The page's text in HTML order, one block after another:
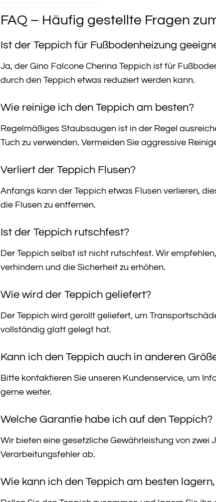
FAQ – Häufig gestellte Fragen
Ist der Teppich für Fußbodenheizung
Ja, der Gino Falcone Cherina Teppich ist für
durch den Teppich etwas reduziert werden kann.
Wie reinige ich den Teppich am besten?
Regelmäßiges Staubsaugen ist in der Regel
Tuch zu verwenden. Vermeiden Sie aggressive
Verliert der Teppich Flusen?
Anfangs kann der Teppich etwas Flusen verlieren,
die Flusen zu entfernen.
Ist der Teppich rutschfest?
Der Teppich selbst ist nicht rutschfest. Wir
verhindern und die Sicherheit zu erhöhen.
Wie wird der Teppich geliefert?
Der Teppich wird gerollt geliefert, um
vollständig glatt gelegt hat.
Kann ich den Teppich auch in anderen
Bitte kontaktieren Sie unseren Kundenservice, um
gerne weiter.
Welche Garantie habe ich auf den Teppich?
Wir bieten eine gesetzliche Gewährleistung von
Verarbeitungsfehler ab.
Wie kann ich den Teppich am besten